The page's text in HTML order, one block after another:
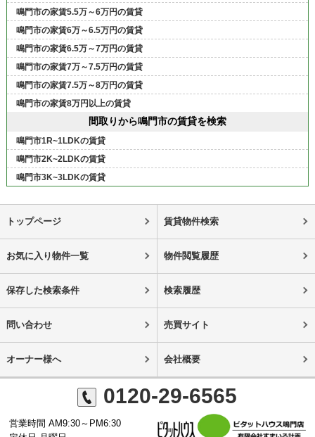
鳴門市の家賃5.5万～6万円の賃貸
鳴門市の家賃6万～6.5万円の賃貸
鳴門市の家賃6.5万～7万円の賃貸
鳴門市の家賃7万～7.5万円の賃貸
鳴門市の家賃7.5万～8万円の賃貸
鳴門市の家賃8万円以上の賃貸
間取りから鳴門市の賃貸を検索
鳴門市1R~1LDKの賃貸
鳴門市2K~2LDKの賃貸
鳴門市3K~3LDKの賃貸
トップページ 賃貸物件検索
お気に入り物件一覧 物件閲覧履歴
保存した検索条件 検索履歴
問い合わせ 売買サイト
オーナー様へ 会社概要
0120-29-6565
営業時間 AM9:30～PM6:30